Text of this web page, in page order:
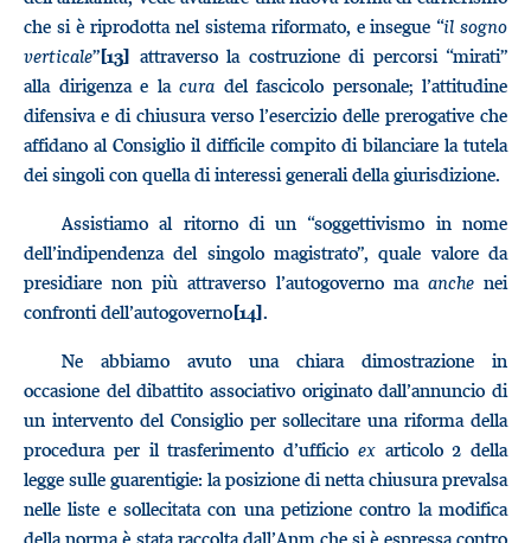
che si è riprodotta nel sistema riformato, e insegue “il sogno
verticale”[13] attraverso la costruzione di percorsi “mirati”
alla dirigenza e la cura del fascicolo personale; l’attitudine
difensiva e di chiusura verso l’esercizio delle prerogative che
affidano al Consiglio il difficile compito di bilanciare la tutela
dei singoli con quella di interessi generali della giurisdizione.
Assistiamo al ritorno di un “soggettivismo in nome
dell’indipendenza del singolo magistrato”, quale valore da
presidiare non più attraverso l’autogoverno ma anchenei
confronti dell’autogoverno[14].
Ne abbiamo avuto una chiara dimostrazione in
occasione del dibattito associativo originato dall’annuncio di
un intervento del Consiglio per sollecitare una riforma della
procedura per il trasferimento d’ufficio exarticolo 2 della
legge sulle guarentigie: la posizione di netta chiusura prevalsa
nelle liste e sollecitata con una petizione contro la modifica
della norma è stata raccolta dall’Anm che si è espressa contro